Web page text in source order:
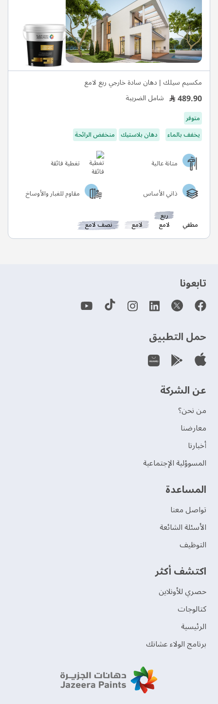
مكسيم سيلك | دهان سادة خارجي ربع لامع
489.90 شامل الضريبة
متوفر
يخفف بالماء
دهان بلاستيك منخفض الرائحة
متانة عالية تغطية فائقة
ذاتي الأساس مقاوم للغبار والأوساخ
مطفي
ربع
لامع لامع نصف لامع
‫تابعونا‬
حمل التطبيق
عن الشركة
من نحن؟
‫معارضنا‬
‫أخبارنا‬
المسوؤلية الإجتماعية
‫المساعدة‬
تواصل معنا
الأسئلة الشائعة
التوظيف
اكتشف أكثر
حصري للأونلاين
‫كتالوجات‬
الرئيسية
برنامج الولاء عشانك